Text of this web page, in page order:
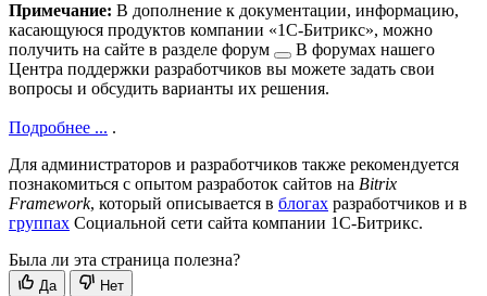
Примечание: В дополнение к документации, информацию,
касающуюся продуктов компании «1С-Битрикс», можно
получить на сайте в разделе форум
В форумах нашего
Центра поддержки разработчиков вы можете задать свои
вопросы и обсудить варианты их решения.
Подробнее ... .
Для администраторов и разработчиков также рекомендуется
познакомиться с опытом разработок сайтов на Bitrix
Framework, который описывается в блогах разработчиков и в
группах Социальной сети сайта компании 1С-Битрикс.
Была ли эта страница полезна?
Да Нет